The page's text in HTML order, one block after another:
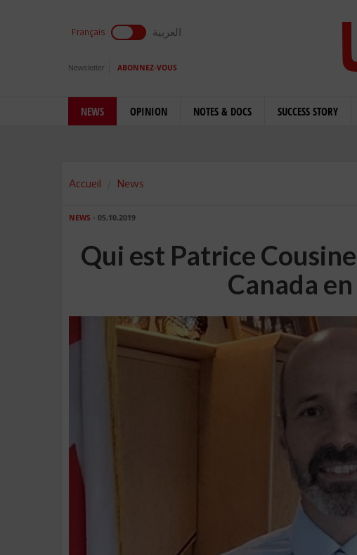
Français العربية
Newsletter ABONNEZ-VOUS
NEWS OPINION NOTES & DOCS SUCCESS STORY
Accueil News
NEWS - 05.10.2019
Qui est Patrice
Canada